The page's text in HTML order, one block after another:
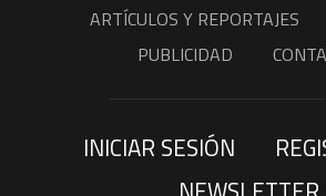
ARTÍCULOS Y REPORTAJES
PUBLICIDAD
INICIAR SESIÓN